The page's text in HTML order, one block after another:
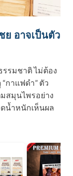
ย อาจเป็นตัว
รมชาติ ไม่ต้อง
กาแฟดำ” ตัว
สมุนไพรอย่าง
น้ำหนักเห็นผล